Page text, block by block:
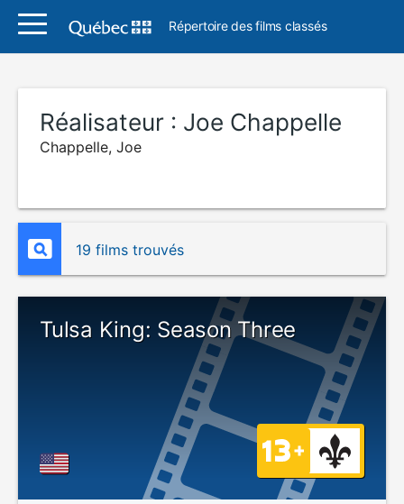
Répertoire des films classés
Réalisateur : Joe Chappelle
Chappelle, Joe
19 films trouvés
Tulsa King: Season Three